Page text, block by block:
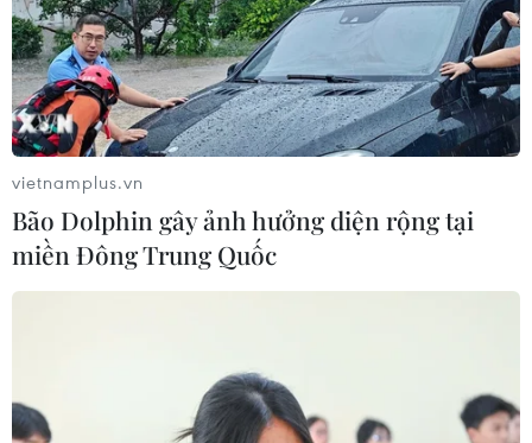
22/02/2015 14:30
Ngày 22/2, tại Bảo tàng Quang Trung ở huyện Tây Sơn,
tỉnh Bình Định đã diễn ra lễ kỷ niệm 226 năm chiến
thắng Ngọc Hồi-Đống Đa (1789-2015).
vietnamplus.vn
Bão Dolphin gây ảnh hưởng diện rộng tại
miền Đông Trung Quốc